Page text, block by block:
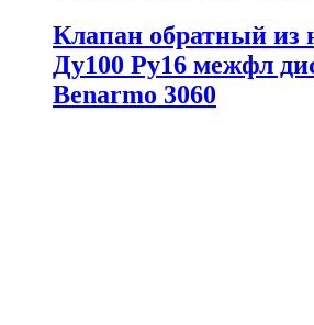
Клапан обратный из
Ду100 Ру16 межфл
Benarmo 3060